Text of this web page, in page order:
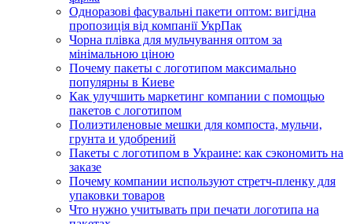
Одноразові фасувальні пакети оптом: вигідна
пропозиція від компанії УкрПак
Чорна плівка для мульчування оптом за
мінімальною ціною
Почему пакеты с логотипом максимально
популярны в Киеве
Как улучшить маркетинг компании с помощью
пакетов с логотипом
Полиэтиленовые мешки для компоста, мульчи,
грунта и удобрений
Пакеты с логотипом в Украине: как сэкономить на
заказе
Почему компании используют стретч-пленку для
упаковки товаров
Что нужно учитывать при печати логотипа на